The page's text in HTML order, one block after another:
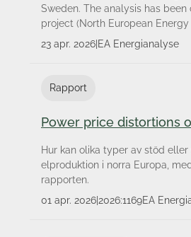
Sweden. The analysis has
project (North European
23 apr. 2026 EA Energianalyse
Rapport
Power price distortions
Hur kan olika typer av stöd
elproduktion i norra Europa,
rapporten.
01 apr. 20262026:1169EA